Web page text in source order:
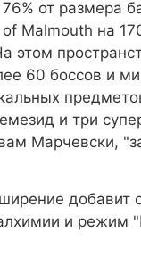
от размера
Malmouth на
этом
60 боссов и
и три
Марчевски,
добавит
и режим